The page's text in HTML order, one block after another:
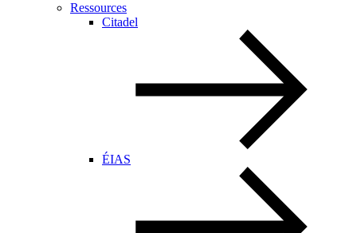
Ressources
Citadel
ÉIAS